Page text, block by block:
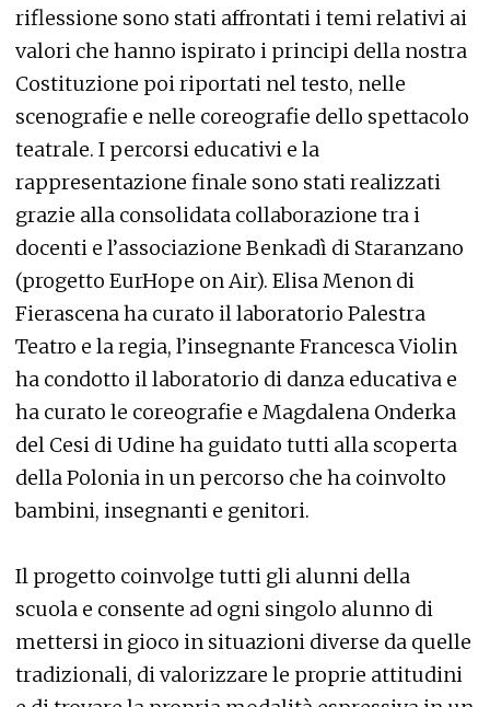
riflessione sono stati affrontati i temi relativi ai
valori che hanno ispirato i principi della nostra
Costituzione poi riportati nel testo, nelle
scenografie e nelle coreografie dello spettacolo
teatrale. I percorsi educativi e la
rappresentazione finale sono stati realizzati
grazie alla consolidata collaborazione tra i
docenti e l’associazione Benkadì di Staranzano
(progetto EurHope on Air). Elisa Menon di
Fierascena ha curato il laboratorio Palestra
Teatro e la regia, l’insegnante Francesca Violin
ha condotto il laboratorio di danza educativa e
ha curato le coreografie e Magdalena Onderka
del Cesi di Udine ha guidato tutti alla scoperta
della Polonia in un percorso che ha coinvolto
bambini, insegnanti e genitori.
Il progetto coinvolge tutti gli alunni della
scuola e consente ad ogni singolo alunno di
mettersi in gioco in situazioni diverse da quelle
tradizionali, di valorizzare le proprie attitudini